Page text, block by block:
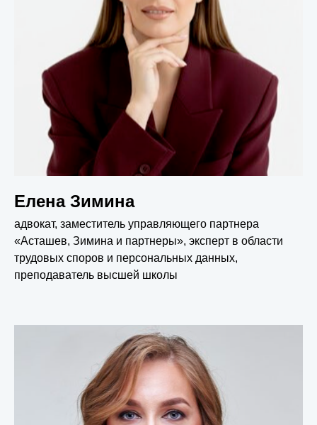
Елена Зимина
адвокат, заместитель управляющего партнера
«Асташев, Зимина и партнеры», эксперт в области
трудовых споров и персональных данных,
преподаватель высшей школы